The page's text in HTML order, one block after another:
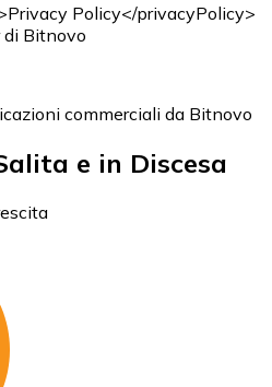
Policy</privacyPolicy>
di Bitnovo
commerciali da Bitnovo
e in Discesa